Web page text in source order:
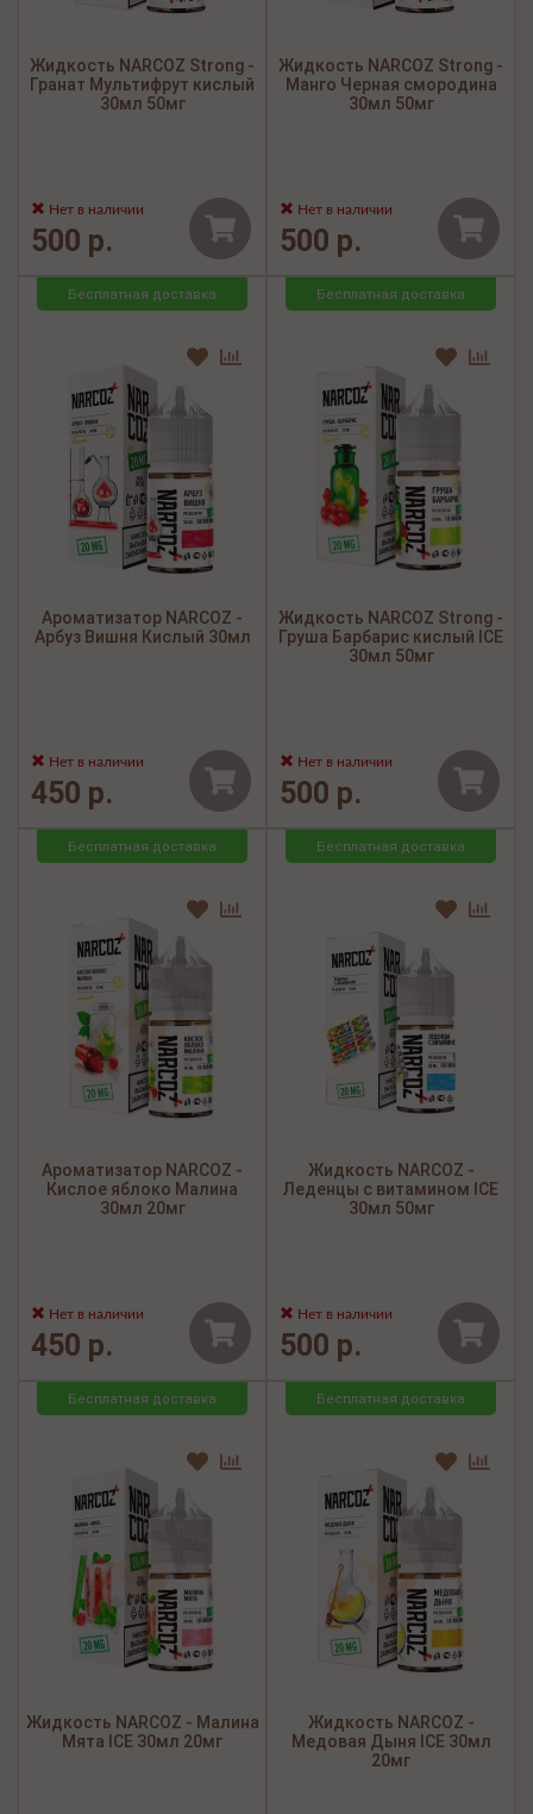
Жидкость NARCOZ Strong -
Гранат Мультифрут кислый
30мл 50мг
Нет в наличии
500 р.
Жидкость NARCOZ Strong -
Манго Черная смородина
30мл 50мг
Нет в наличии
500 р.
Бесплатная доставка
Ароматизатор NARCOZ -
Арбуз Вишня Кислый 30мл
Нет в наличии
450 р.
Бесплатная доставка
Жидкость NARCOZ Strong -
Груша Барбарис кислый ICE
30мл 50мг
Нет в наличии
500 р.
Бесплатная доставка
Ароматизатор NARCOZ -
Кислое яблоко Малина
30мл 20мг
Нет в наличии
450 р.
Бесплатная доставка
Жидкость NARCOZ -
Леденцы с витамином ICE
30мл 50мг
Нет в наличии
500 р.
Бесплатная доставка
Жидкость NARCOZ - Малина
Мята ICE 30мл 20мг
Бесплатная доставка
Жидкость NARCOZ -
Медовая Дыня ICE 30мл
20мг